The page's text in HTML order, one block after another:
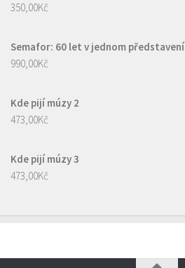
350,00Kč
Semafor: 60 let v jednom představení
990,00Kč
Kde pijí múzy 2
473,00Kč
Kde pijí múzy 3
473,00Kč